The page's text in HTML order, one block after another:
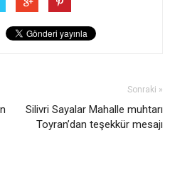
Sonraki »
Silivri Sayalar Mahalle muhtarı
Toyran’dan teşekkür mesajı